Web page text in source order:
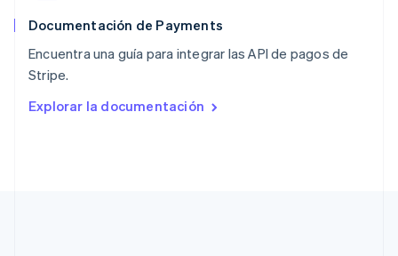
Documentación de Payments
Encuentra una guía para integrar las API de pagos de
Stripe.
Explorar la documentación
Reino Unido
República Checa
English
English